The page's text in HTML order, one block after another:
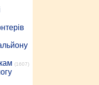
(1607)